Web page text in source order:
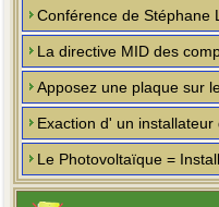
Conférence de Stéphane
La directive MID des
Apposez une plaque sur
Exaction d' un
Le Photovoltaïque =